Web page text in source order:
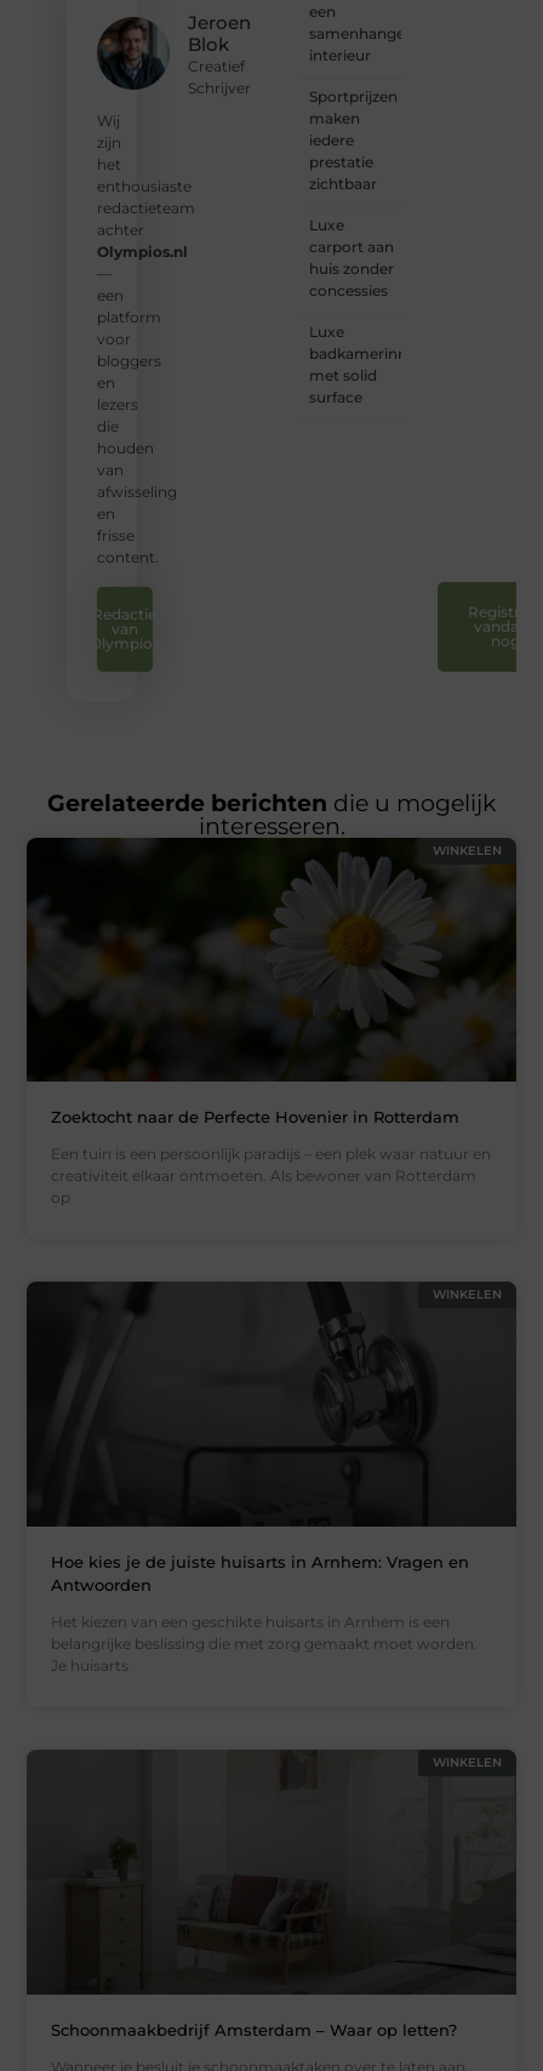
Jeroen
Blok
Creatief
Schrijver
Wij
zijn
het
enthousiaste
redactieteam
achter
Olympios.nl
—
een
platform
voor
bloggers
en
lezers
die
houden
van
afwisseling
en
frisse
content.
Redactie
van
Olympios
een
samenhangend
interieur
Sportprijzen
maken
iedere
prestatie
zichtbaar
Luxe
carport aan
huis zonder
concessies
Luxe
badkamerinrichting
met solid
surface
Registreer
vandaag
nog
Gerelateerde berichten die u mogelijk
interesseren.
WINKELEN
Zoektocht naar de Perfecte Hovenier in Rotterdam
Een tuin is een persoonlijk paradijs – een plek waar natuur en
creativiteit elkaar ontmoeten. Als bewoner van Rotterdam
op
WINKELEN
Hoe kies je de juiste huisarts in Arnhem: Vragen en
Antwoorden
Het kiezen van een geschikte huisarts in Arnhem is een
belangrijke beslissing die met zorg gemaakt moet worden.
Je huisarts
WINKELEN
Schoonmaakbedrijf Amsterdam – Waar op letten?
Wanneer je besluit je schoonmaaktaken over te laten aan